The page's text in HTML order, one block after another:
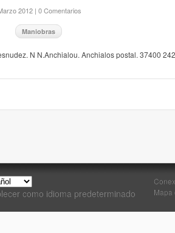
2012 | 0 Comentarios
Maniobras
N N.Anchialou. Anchialos postal. 37400
como idioma predeterminado
Mapa